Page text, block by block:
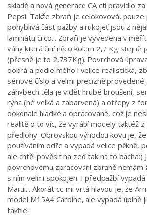
skladě a nová generace CA ctí pravidlo
Pepsi. Takže zbraň je celokovová, pouze
pohyblivá část pažby a rukojeť jsou z
laminátu či co... Zbraň je vyvedena v
váhy která činí něco kolem 2,7 Kg stejně
(přesně je to 2,737Kg). Povrchová
dobrá a podle mého i velice realistická,
sériové číslo a velmi precizně provedené
záhybech těla je vidět hrubé broušení,
rýha (né velká a zabarvená) a otřepy z
dokonale hladké a opracované, což je
realitě o to víc, že vyrábí modely taktéž z
předlohy. Obrovskou výhodou kovu je,
používáním odře a vypadá velice pěkně,
ale chtěl pověsit na zeď tak na to bacha:)
povrchovému zpracování zbraně nemám
s ním velmi spokojen. I předpažbí
Marui... Akorát co mi vrtá hlavou je, že
model M15A4 Carbine, ale vypadá úplně
takhle: